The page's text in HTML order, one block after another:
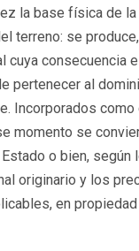
la base física de
terreno: se
cuya consecuencia
pertenecer al
Incorporados como
momento se
o bien, según
originario y los
en